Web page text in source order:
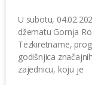
U subotu,
džematu Gornja
Tezkiretname,
godišnjica
zajednicu, koju je